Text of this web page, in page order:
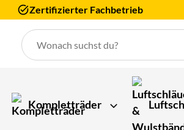
Zertifizierter Fachbetrieb
Kompletträder